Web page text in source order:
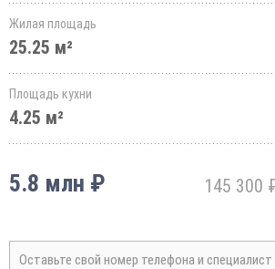
Жилая площадь
25.25 м²
Площадь кухни
4.25 м²
5.8 млн ₽ 145 300
Оставьте свой номер телефона и специалист